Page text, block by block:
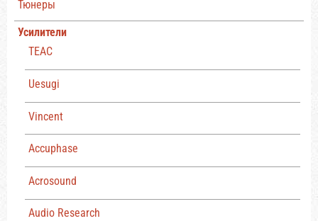
Тюнеры
Усилители
TEAC
Uesugi
Vincent
Accuphase
Acrosound
Audio Research